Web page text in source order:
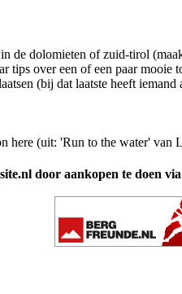
de dolomieten of zuid-tirol
over een of een paar mooie
(bij dat laatste heeft
here (uit: 'Run to the water' van
door aankopen te doen